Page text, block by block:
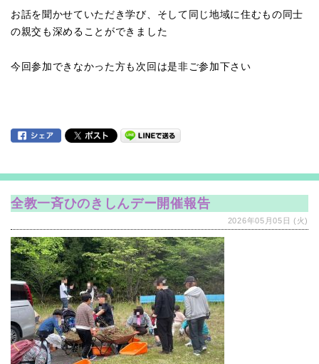
お話を聞かせていただき学び、そして同じ地域に住むもの同士
の親交も深めることができました
今回参加できなかった方も次回は是非ご参加下さい
全教一斉ひのきしんデー開催報告
2026年05月05日 (火)